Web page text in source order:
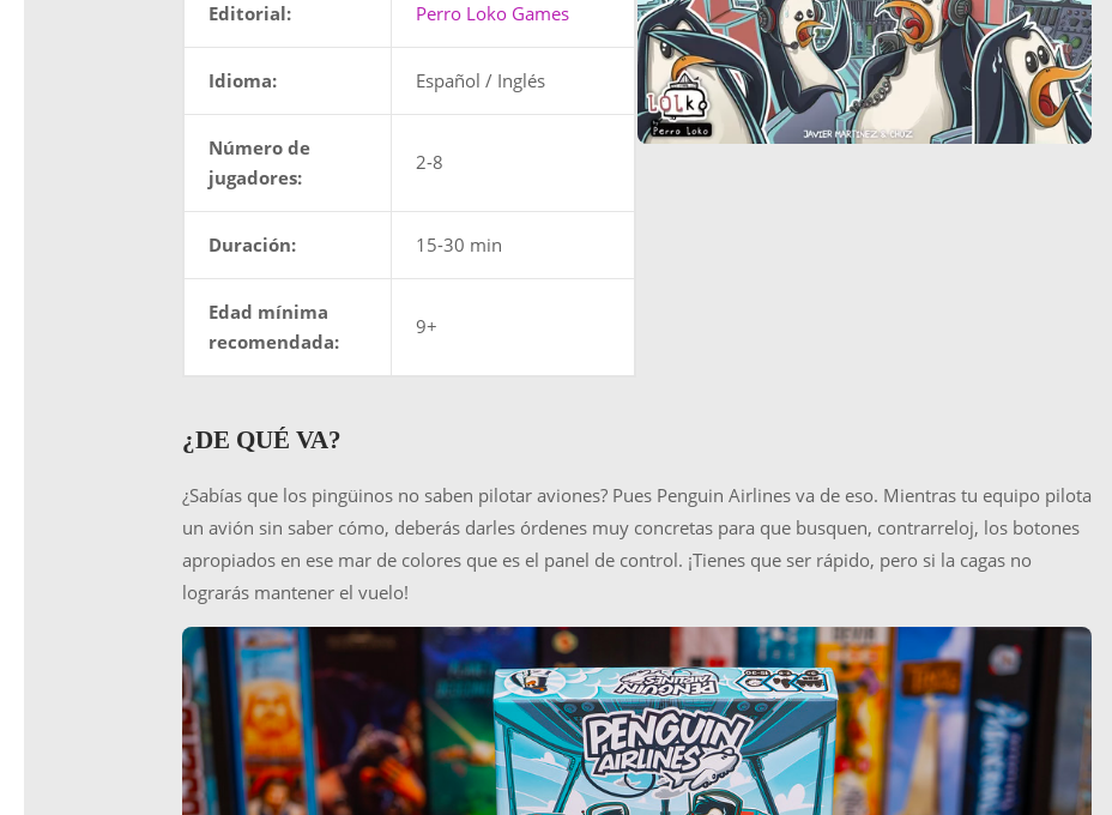
Editorial: Perro Loko Games
Idioma: Español / Inglés
Número de
jugadores:
2-8
Duración: 15-30 min
Edad mínima
recomendada:
9+
¿DE QUÉ VA?
¿Sabías que los pingüinos no saben pilotar aviones? Pues Penguin Airlines va de eso. Mientras tu equipo pilota
un avión sin saber cómo, deberás darles órdenes muy concretas para que busquen, contrarreloj, los botones
apropiados en ese mar de colores que es el panel de control. ¡Tienes que ser rápido, pero si la cagas no
lograrás mantener el vuelo!